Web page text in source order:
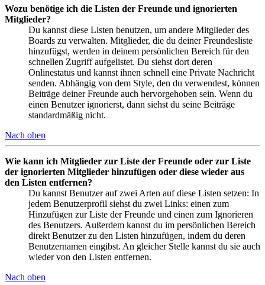
Wozu benötige ich die Listen der Freunde und ignorierten
Mitglieder?
Du kannst diese Listen benutzen, um andere Mitglieder des
Boards zu verwalten. Mitglieder, die du deiner Freundesliste
hinzufügst, werden in deinem persönlichen Bereich für den
schnellen Zugriff aufgelistet. Du siehst dort deren
Onlinestatus und kannst ihnen schnell eine Private Nachricht
senden. Abhängig von dem Style, den du verwendest, können
Beiträge deiner Freunde auch hervorgehoben sein. Wenn du
einen Benutzer ignorierst, dann siehst du seine Beiträge
standardmäßig nicht.
Nach oben
Wie kann ich Mitglieder zur Liste der Freunde oder zur Liste
der ignorierten Mitglieder hinzufügen oder diese wieder aus
den Listen entfernen?
Du kannst Benutzer auf zwei Arten auf diese Listen setzen: In
jedem Benutzerprofil siehst du zwei Links: einen zum
Hinzufügen zur Liste der Freunde und einen zum Ignorieren
des Benutzers. Außerdem kannst du im persönlichen Bereich
direkt Benutzer zu den Listen hinzufügen, indem du deren
Benutzernamen eingibst. An gleicher Stelle kannst du sie auch
wieder von den Listen entfernen.
Nach oben